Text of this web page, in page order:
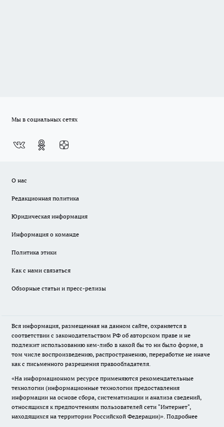
Мы в социальных сетях
О нас
Редакционная политика
Юридическая информация
Информация о команде
Политика этики
Как с нами связаться
Обзорные статьи и пресс-релизы
Вся информация, размещенная на данном сайте, охраняется в
соответствии с законодательством РФ об авторском праве и не
подлежит использованию кем-либо в какой бы то ни было форме, в
том числе воспроизведению, распространению, переработке не иначе
как с письменного разрешения правообладателя.
«На информационном ресурсе применяются рекомендательные
технологии (информационные технологии предоставления
информации на основе сбора, систематизации и анализа сведений,
относящихся к предпочтениям пользователей сети "Интернет",
находящихся на территории Российской Федерации)». Подробнее